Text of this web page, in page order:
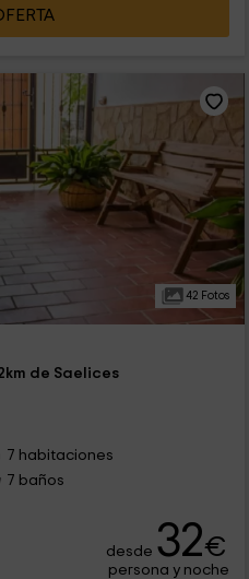
42 Fotos
de Saelices
7 habitaciones
7 baños
desde 32€
persona y noche